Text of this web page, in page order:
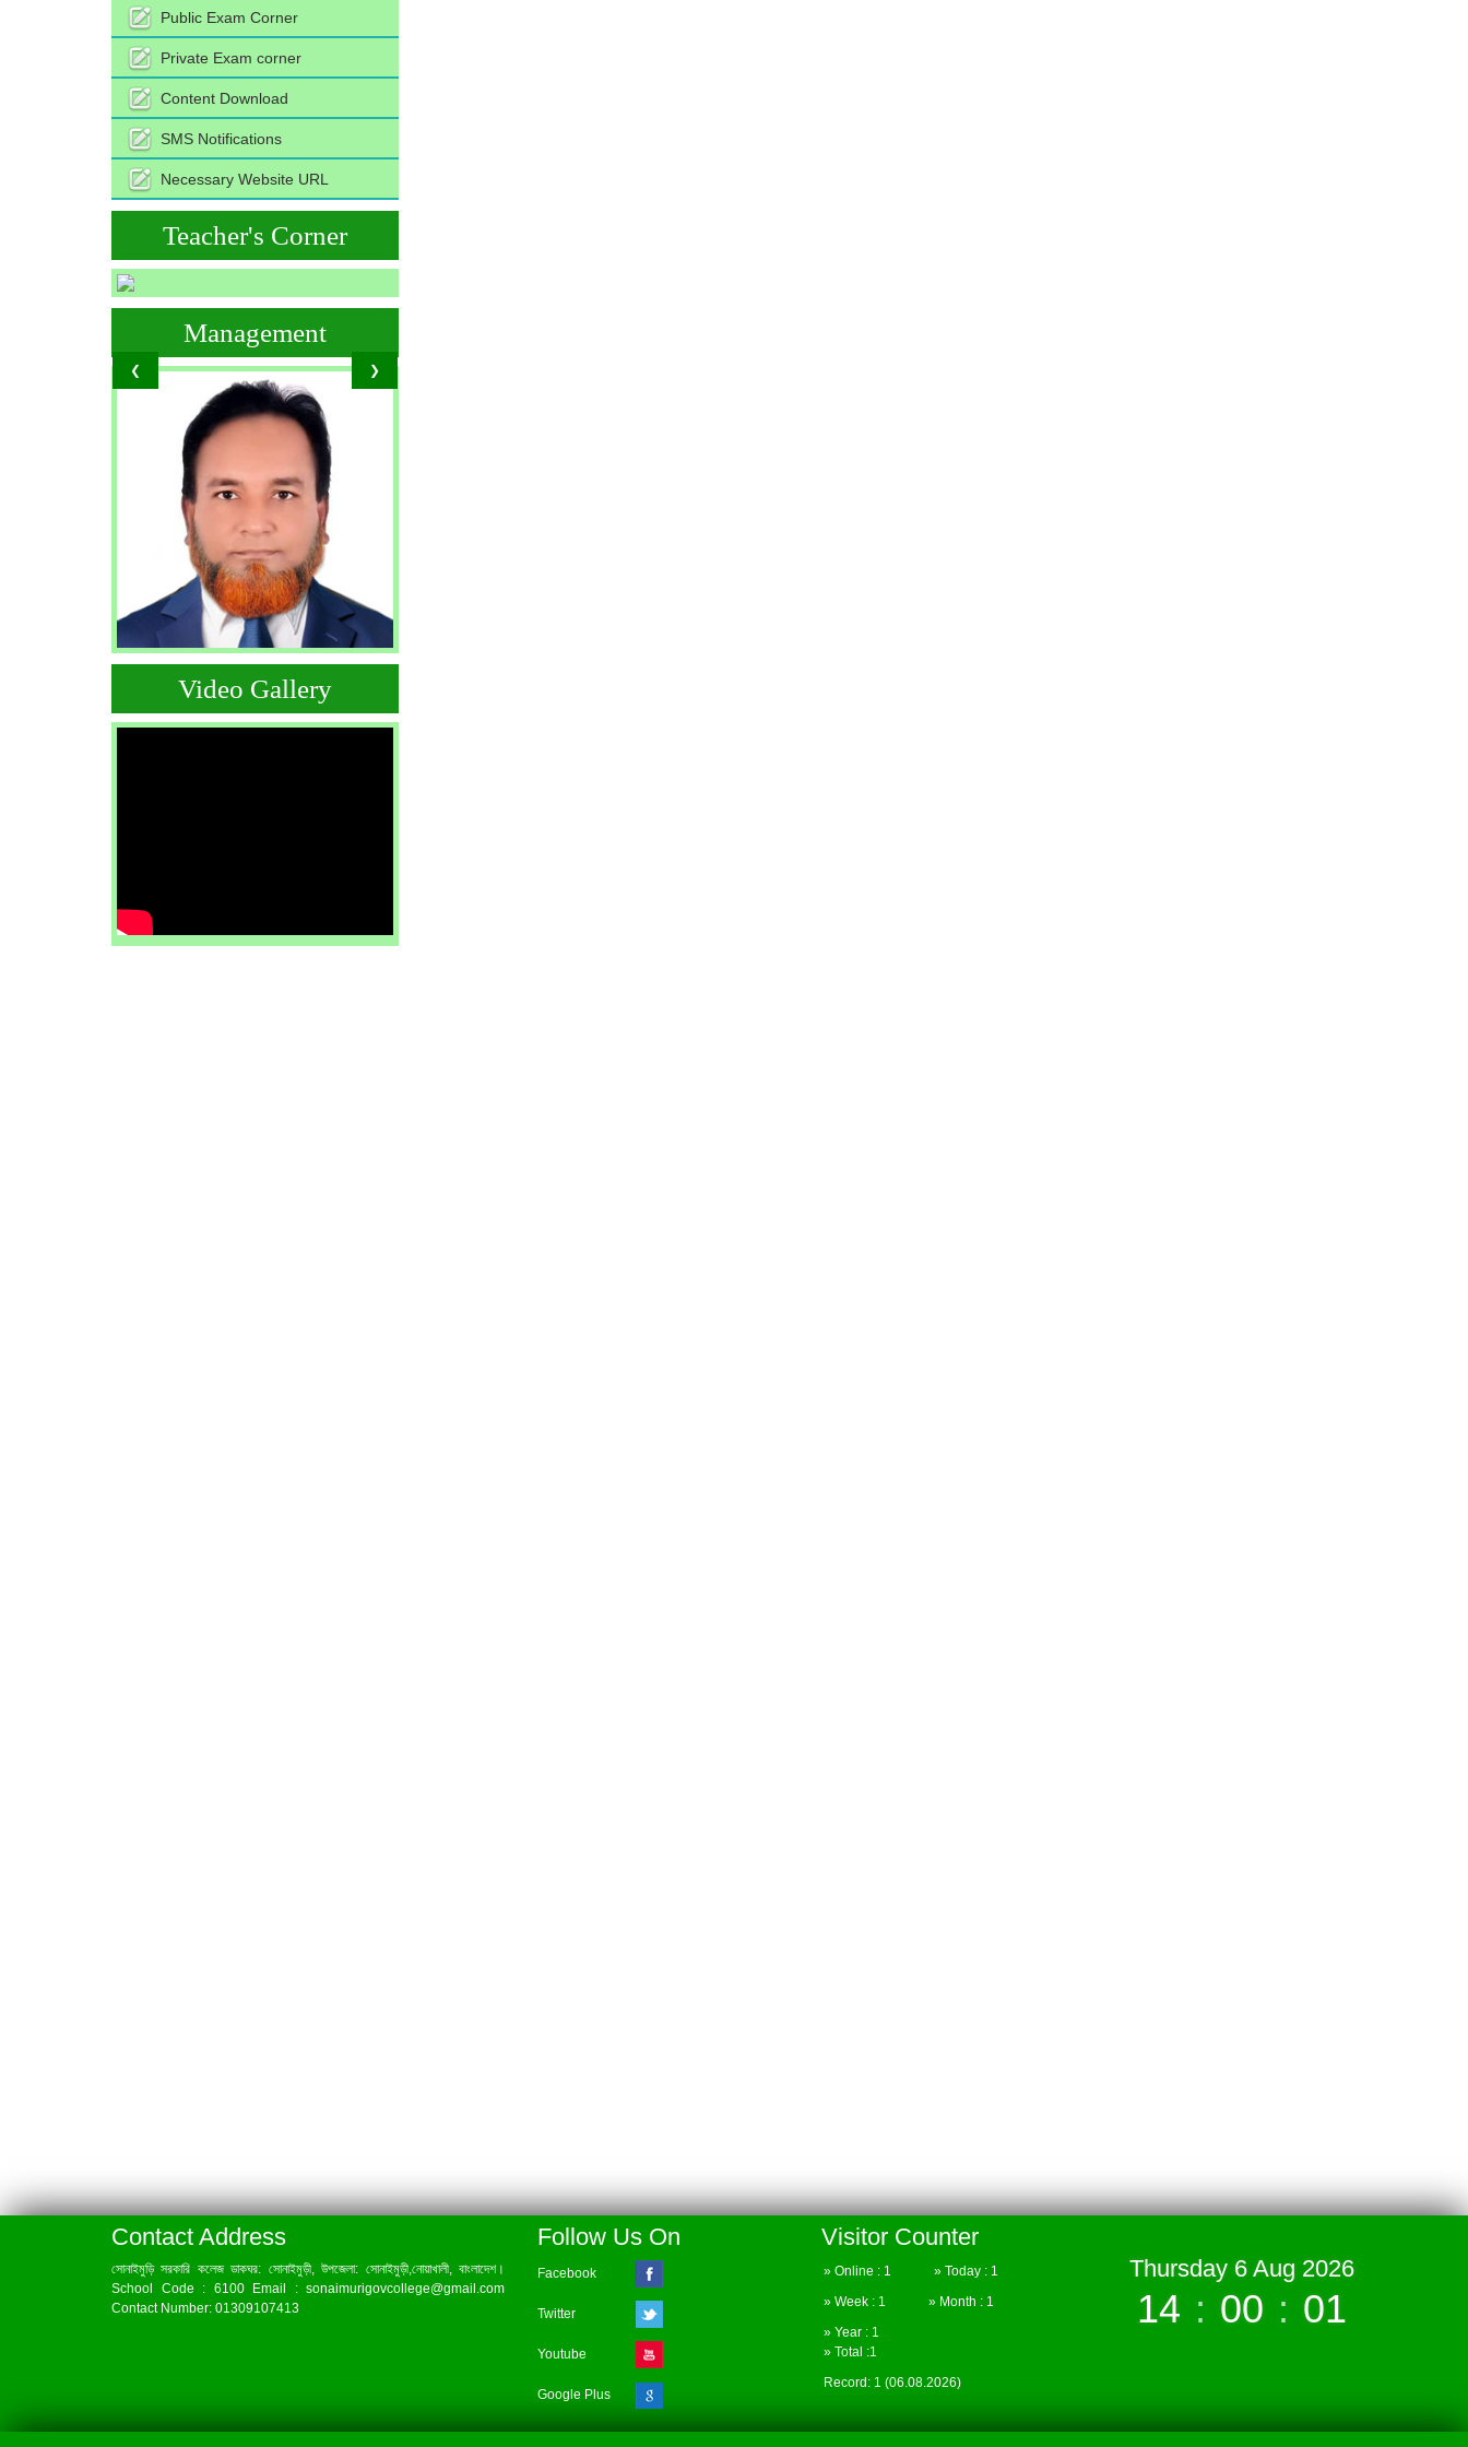
Public Exam Corner
Private Exam corner
Content Download
SMS Notifications
Necessary Website URL
Teacher's Corner
❮ ❯
Management
Video Gallery
Contact Address
সোনাইমুড়ি সরকারি কলেজ ডাকঘর: সোনাইমুড়ী, উপজেলা: সোনাইমুড়ী,নোয়াখালী, বাংলাদেশ।
School Code : 6100 Email : sonaimurigovcollege@gmail.com
Contact Number: 01309107413
Follow Us On
Facebook
Twitter
Youtube
Google Plus
Visitor Counter
» Online : 1 » Today : 1
» Week : 1 » Month : 1
» Year : 1
» Total :1
Record: 1 (06.08.2026)
Thursday 6 Aug 2026
14 : 00 : 01